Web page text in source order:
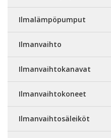
Ilmalämpöpumput
Ilmanvaihto
Ilmanvaihtokanavat
Ilmanvaihtokoneet
Ilmanvaihtosäleiköt